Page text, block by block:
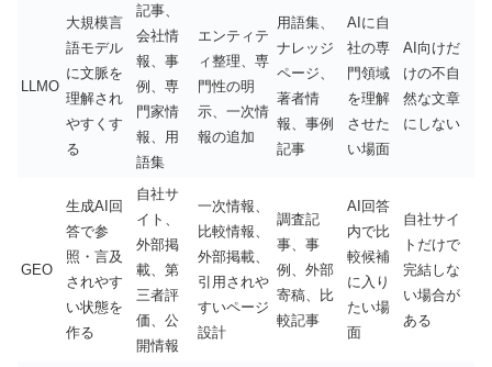
LLMO
大規模言
語モデル
に文脈を
理解され
やすくす
る
記事、
会社情
報、事
例、専
門家情
報、用
語集
エンティテ
ィ整理、専
門性の明
示、一次情
報の追加
用語集、
ナレッジ
ページ、
著者情
報、事例
記事
AIに自
社の専
門領域
を理解
させた
い場面
AI向けだ
けの不自
然な文章
にしない
GEO
生成AI回
答で参
照・言及
されやす
い状態を
作る
自社サ
イト、
外部掲
載、第
三者評
価、公
開情報
一次情報、
比較情報、
外部掲載、
引用されや
すいページ
設計
調査記
事、事
例、外部
寄稿、比
較記事
AI回答
内で比
較候補
に入り
たい場
面
自社サイ
トだけで
完結しな
い場合が
ある